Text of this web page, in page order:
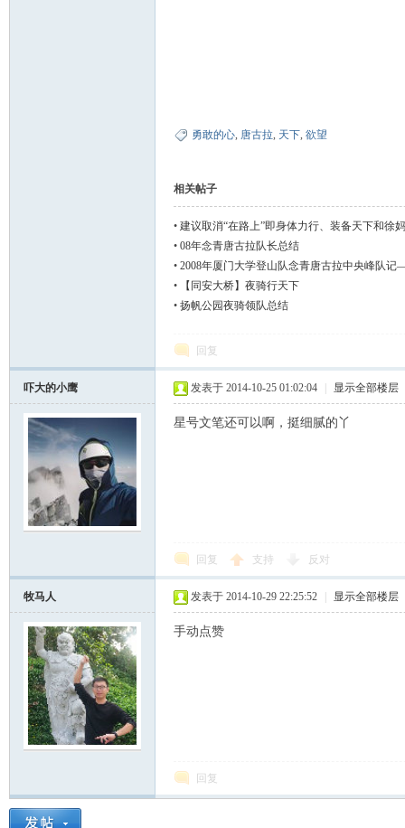
勇敢的心, 唐古拉, 天下, 欲望
相关帖子
• 建议取消“在路上”即身体力行、装备天下和徐
• 08年念青唐古拉队长总结
• 2008年厦门大学登山队念青唐古拉中央峰队
•
【同安大桥】夜骑行天下
• 扬帆公园夜骑领队总结
回复
吓大的小鹰 发表于 2014-10-25 01:02:04 显示全部楼层
星号文笔还可以啊，挺细腻的丫
回复 支持 反对
牧马人 发表于 2014-10-29 22:25:52 显示全部楼层
手动点赞
回复